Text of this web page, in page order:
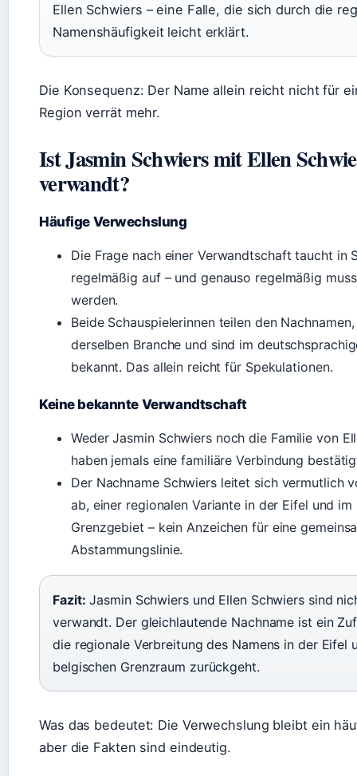
Ellen Schwiers – eine Falle, die sich durch die
Namenshäufigkeit leicht erklärt.
Die Konsequenz: Der Name allein reicht nicht für
Region verrät mehr.
Ist Jasmin Schwiers mit Ellen
verwandt?
Häufige Verwechslung
Die Frage nach einer Verwandtschaft taucht in
regelmäßig auf – und genauso regelmäßig
werden.
Beide Schauspielerinnen teilen den
derselben Branche und sind im
bekannt. Das allein reicht für Spekulationen.
Keine bekannte Verwandtschaft
Weder Jasmin Schwiers noch die Familie von
haben jemals eine familiäre Verbindung
Der Nachname Schwiers leitet sich vermutlich
ab, einer regionalen Variante in der Eifel und im
Grenzgebiet – kein Anzeichen für eine
Abstammungslinie.
Fazit: Jasmin Schwiers und Ellen Schwiers sind
verwandt. Der gleichlautende Nachname ist ein
die regionale Verbreitung des Namens in der Eifel
belgischen Grenzraum zurückgeht.
Was das bedeutet: Die Verwechslung bleibt ein
aber die Fakten sind eindeutig.